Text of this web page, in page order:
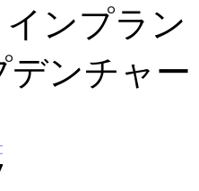
ンプラ
デンチャ